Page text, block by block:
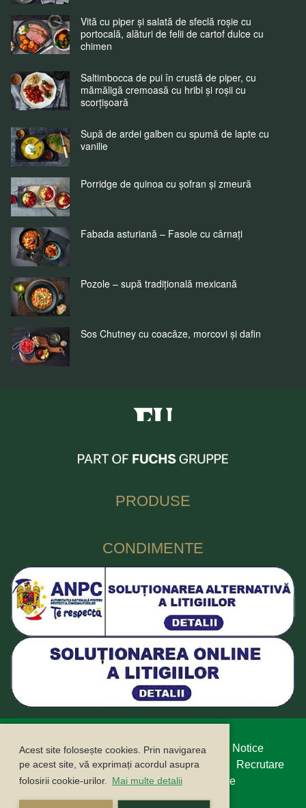
Acest site folosește cookies. Prin navigarea
pe acest site, vă exprimați acordul asupra
folosirii cookie-urilor. Mai multe detalii
Vită cu piper și salată de sfeclă roșie cu
portocală, alături de felii de cartof dulce cu
chimen
Saltimbocca de pui în crustă de piper, cu
mămăligă cremoasă cu hribi și roșii cu
scorțișoară
Supă de ardei galben cu spumă de lapte cu
vanilie
Porridge de quinoa cu șofran și zmeură
Fabada asturiană – Fasole cu cârnați
Pozole – supă tradițională mexicană
Sos Chutney cu coacăze, morcovi și dafin
PRODUSE
CONDIMENTE
Protecția datelor cu caracter personal
Legal Notice
Politica cookie
Buletin informativ Contact
Recrutare
Campanii
ANPC ANSPDCP
Compliance
Sustenabilitate